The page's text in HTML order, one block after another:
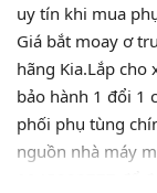
uy tín khi mua
Giá bắt moay ơ
hãng Kia.Lắp
bảo hành 1 đổi 1
phối phụ tùng
nguồn nhà máy